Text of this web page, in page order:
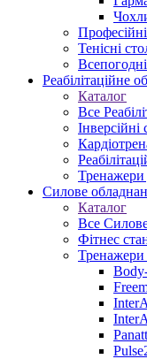
Тенісні
Реабілітаційне
Каталог
Все
Інверсійні
Тренажери
Силове
Каталог
Все
Фітнес
Тренажери
Pulse